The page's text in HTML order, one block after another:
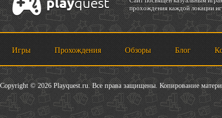
прохождения каждой локации
Игры Прохождения Обзоры Блог
Copyright © 2026 Playquest.ru. Все права защищены. Копирование